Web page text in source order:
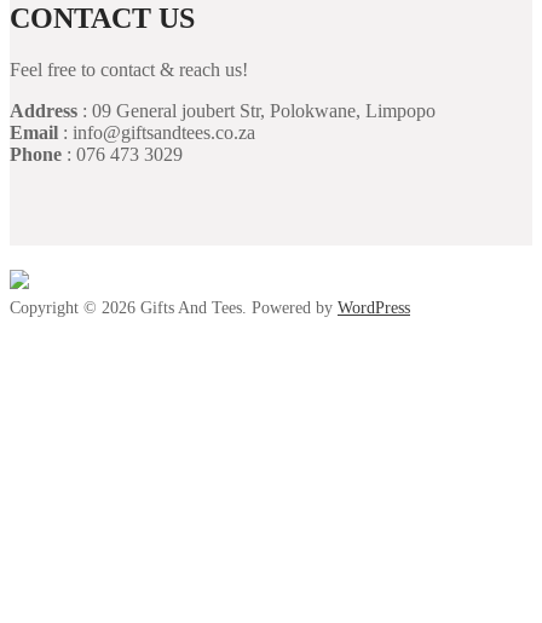
CONTACT US
Feel free to contact & reach us!
Address : 09 General joubert Str, Polokwane, Limpopo
Email : info@giftsandtees.co.za
Phone : 076 473 3029
Copyright © 2026 Gifts And Tees. Powered by WordPress